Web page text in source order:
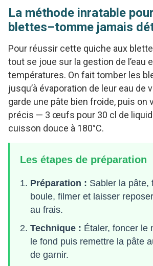
La méthode inratable
blettes–tomme jamais
Pour réussir cette quiche aux
tout se joue sur la gestion de l’eau
températures. On fait tomber les
jusqu’à évaporation de leur eau de
garde une pâte bien froide, puis on
précis — 3 œufs pour 30 cl de
cuisson douce à 180°C.
Les étapes de préparation
Préparation : Sabler la pâte,
boule, filmer et laisser
au frais.
Technique : Étaler, foncer le
le fond puis remettre la pâte
de garnir.